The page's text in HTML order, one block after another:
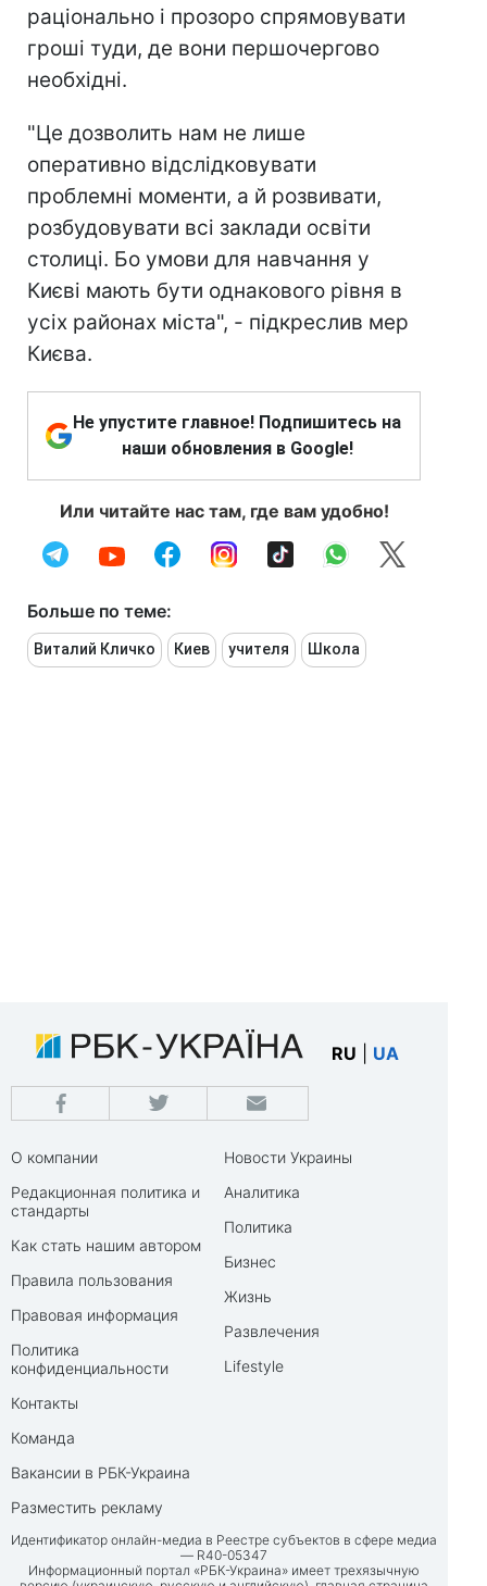
раціонально і прозоро спрямовувати
гроші туди, де вони першочергово
необхідні.
"Це дозволить нам не лише
оперативно відслідковувати
проблемні моменти, а й розвивати,
розбудовувати всі заклади освіти
столиці. Бо умови для навчання у
Києві мають бути однакового рівня в
усіх районах міста", - підкреслив мер
Києва.
Не упустите главное! Подпишитесь на
наши обновления в Google!
Или читайте нас там, где вам удобно!
Больше по теме:
Виталий Кличко Киев учителя Школа
RU UA
О компании
Редакционная политика и
стандарты
Как стать нашим автором
Правила пользования
Правовая информация
Политика
конфиденциальности
Контакты
Команда
Вакансии в РБК-Украина
Разместить рекламу
Новости Украины
Аналитика
Политика
Бизнес
Жизнь
Развлечения
Lifestyle
Идентификатор онлайн-медиа в Реестре субъектов в сфере медиа
— R40-05347
Информационный портал «РБК-Украина» имеет трехязычную